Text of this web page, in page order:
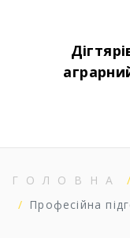
ГОЛОВНА
Професійна